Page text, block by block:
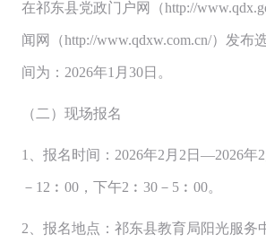
在祁东县党政门户网（http://
闻网（http://www.qdxw.com.cn/）发布
间为：2026年1月30日。
（二）现场报名
1、报名时间：2026年2月2日—2026年
－12︰00，下午2︰30－5︰00。
2、报名地点：祁东县教育局阳光服务